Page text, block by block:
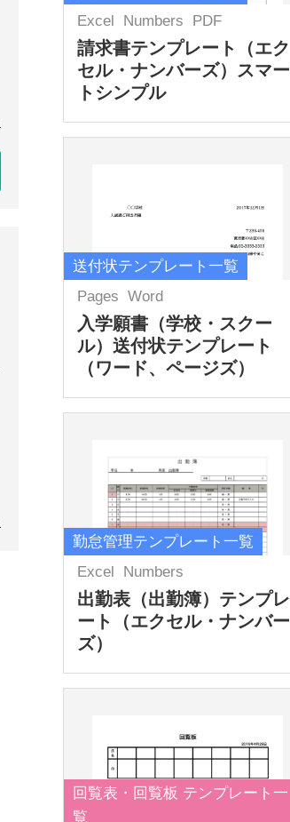
Excel
Numbers PDF
請求書テンプレート（エク
セル・ナンバーズ）スマー
トシンプル
送付状テンプレート一覧
Pages Word
入学願書（学校・スクー
ル）送付状テンプレート
（ワード、ページズ）
勤怠管理テンプレート一覧
Excel
Numbers
出勤表（出勤簿）テンプレ
ート（エクセル・ナンバー
ズ）
回覧表・回覧板 テンプレート一
覧